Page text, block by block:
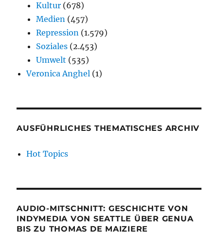
Kultur (678)
Medien (457)
Repression (1.579)
Soziales (2.453)
Umwelt (535)
Veronica Anghel (1)
AUSFÜHRLICHES THEMATISCHES ARCHIV
Hot Topics
AUDIO-MITSCHNITT: GESCHICHTE VON
INDYMEDIA VON SEATTLE ÜBER GENUA
BIS ZU THOMAS DE MAIZIERE